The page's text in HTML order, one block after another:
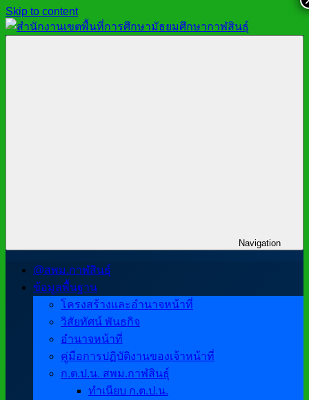
Skip to content
Navigation
@สพม.กาฬสินธุ์
ข้อมูลพื้นฐาน
โครงสร้างและอำนาจหน้าที่
วิสัยทัศน์ พันธกิจ
อำนาจหน้าที่
คู่มือการปฏิบัติงานของเจ้าหน้าที่
ก.ต.ป.น. สพม.กาฬสินธุ์
ทำเนียบ ก.ต.ป.น.